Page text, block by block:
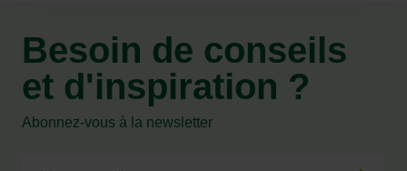
Besoin de conseils
et d'inspiration ?
Abonnez-vous à la newsletter